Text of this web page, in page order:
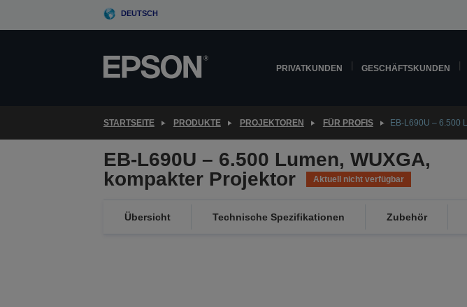
DEUTSCH
PRIVATKUNDEN GESCHÄFTSKUNDEN
STARTSEITE PRODUKTE PROJEKTOREN FÜR PROFIS EB-L690U – 6.500
EB-L690U – 6.500 Lumen, WUXGA,
kompakter Projektor
Aktuell nicht verfügbar
Übersicht Technische Spezifikationen Zubehör